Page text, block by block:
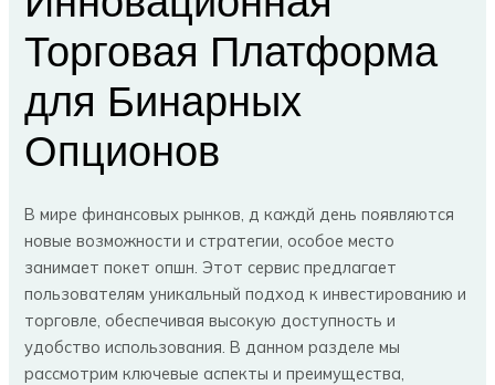
Торговая Платформа
для Бинарных
Опционов
В мире финансовых рынков, д каждй день появляются
новые возможности и стратегии, особое место
занимает покет опшн. Этот сервис предлагает
пользователям уникальный подход к инвестированию и
торговле, обеспечивая высокую доступность и
удобство использования. В данном разделе мы
рассмотрим ключевые аспекты и преимущества,